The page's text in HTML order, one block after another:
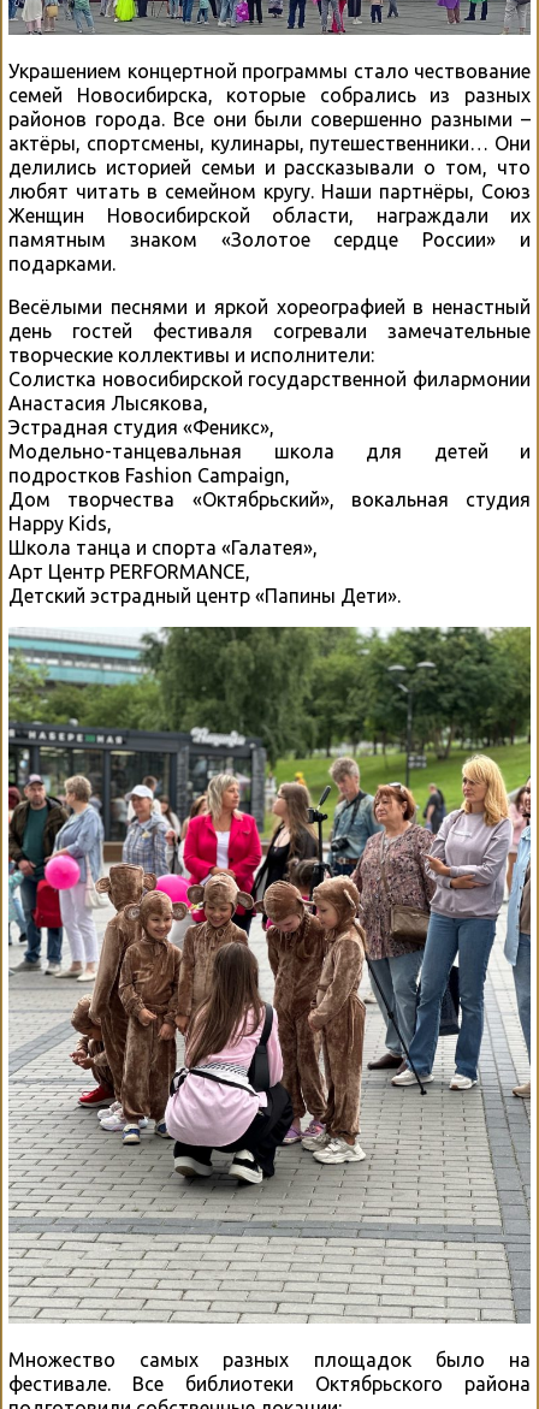
Украшением концертной программы стало чествование
семей Новосибирска, которые собрались из разных
районов города. Все они были совершенно разными –
актёры, спортсмены, кулинары, путешественники… Они
делились историей семьи и рассказывали о том, что
любят читать в семейном кругу. Наши партнёры, Союз
Женщин Новосибирской области, награждали их
памятным знаком «Золотое сердце России» и
подарками.
Весёлыми песнями и яркой хореографией в ненастный
день гостей фестиваля согревали замечательные
творческие коллективы и исполнители:
Солистка новосибирской государственной филармонии
Анастасия Лысякова,
Эстрадная студия «Феникс»,
Модельно-танцевальная школа для детей и
подростков Fashion Campaign,
Дом творчества «Октябрьский», вокальная студия
Happy Kids,
Школа танца и спорта «Галатея»,
Арт Центр PERFORMANCE,
Детский эстрадный центр «Папины Дети».
Множество самых разных площадок было на
фестивале. Все библиотеки Октябрьского района